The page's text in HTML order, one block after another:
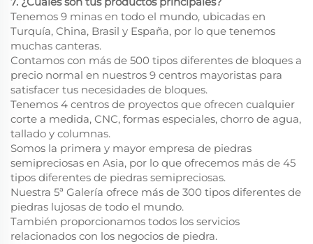
Tenemos 9 minas en todo el mundo, ubicadas en
Turquía, China, Brasil y España, por lo que tenemos
muchas canteras.
Contamos con más de 500 tipos diferentes de bloques a
precio normal en nuestros 9 centros mayoristas para
satisfacer tus necesidades de bloques.
Tenemos 4 centros de proyectos que ofrecen cualquier
corte a medida, CNC, formas especiales, chorro de agua,
tallado y columnas.
Somos la primera y mayor empresa de piedras
semipreciosas en Asia, por lo que ofrecemos más de 45
tipos diferentes de piedras semipreciosas.
Nuestra 5ª Galería ofrece más de 300 tipos diferentes de
piedras lujosas de todo el mundo.
También proporcionamos todos los servicios
relacionados con los negocios de piedra.